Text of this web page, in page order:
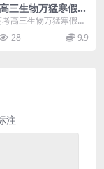
三生物万猛寒假班
清视频）百度网盘
三生物万猛寒假
分享高考生物复习课
视...
28 9.9
注